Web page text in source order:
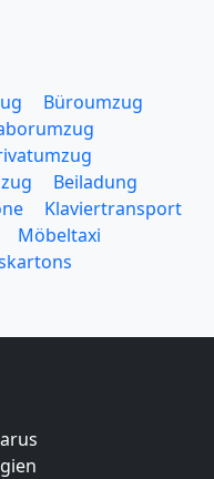
Büroumzug
Beiladung
Klaviertransport
Möbeltaxi